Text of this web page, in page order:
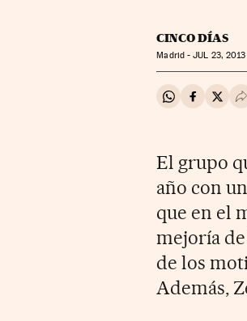
CINCO DÍAS
Madrid -JUL 23,
Compartir en
El grupo
año con
que en el
mejoría
de los
Además,